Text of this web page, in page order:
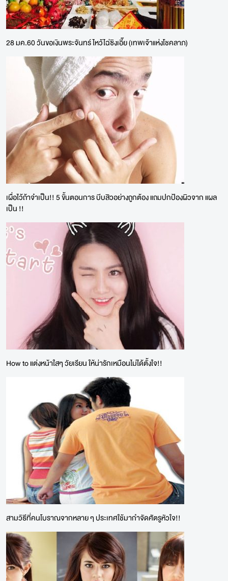
28 มค.60 วันขอเงินพระจันทร์ ไหว้ไฉ่ซิงเอี๊ย (เทพเจ้าแห่งโชคลาภ)
เผื่อไว้ถ้าจำเป็น!! 5 ขั้นตอนการ บีบสิวอย่างถูกต้อง แถมปกป้องผิวจาก แผล
เป็น !!
How to แต่งหน้าใสๆ วัยเรียน ให้น่ารักเหมือนไม่ได้ตั้งใจ!!
สามวิธีที่คนโบราณจากหลาย ๆ ประเทศใช้มากำจัดศัตรูหัวใจ!!